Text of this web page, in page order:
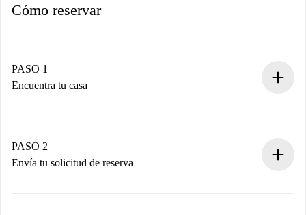
Cómo reservar
PASO 1
Encuentra tu casa
Tienes toda la información necesaria por adelantado.
PASO 2
Envía tu solicitud de reserva